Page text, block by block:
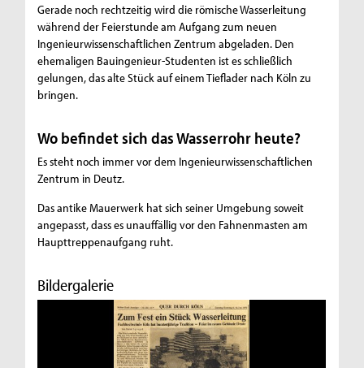
Gerade noch rechtzeitig wird die römische Wasserleitung
während der Feierstunde am Aufgang zum neuen
Ingenieurwissenschaftlichen Zentrum abgeladen. Den
ehemaligen Bauingenieur-Studenten ist es schließlich
gelungen, das alte Stück auf einem Tieflader nach Köln zu
bringen.
Wo befindet sich das Wasserrohr heute?
Es steht noch immer vor dem Ingenieurwissenschaftlichen
Zentrum in Deutz.
Das antike Mauerwerk hat sich seiner Umgebung soweit
angepasst, dass es unauffällig vor den Fahnenmasten am
Haupttreppenaufgang ruht.
Bildergalerie